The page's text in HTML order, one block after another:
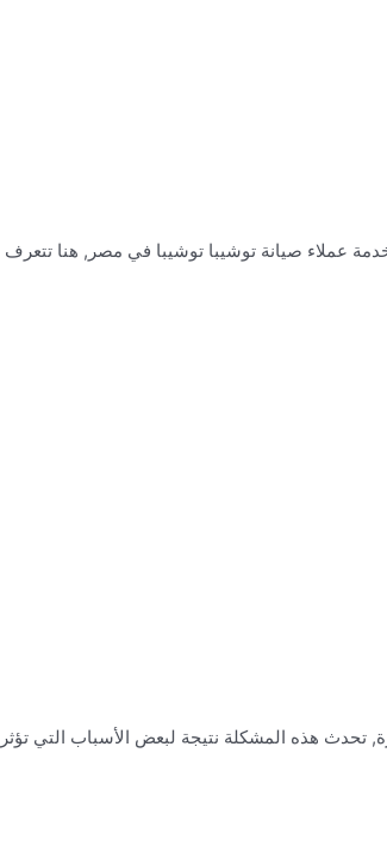
عملاء صيانة توشيبا توشيبا في مصر, هنا تتعرف
تحدث هذه المشكلة نتيجة لبعض الأسباب التي